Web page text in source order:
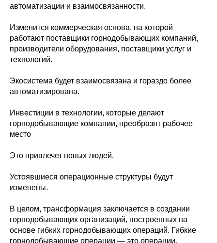
автоматизации и взаимосвязанности.
Изменится коммерческая основа, на которой
работают поставщики горнодобывающих компаний,
производители оборудования, поставщики услуг и
технологий.
Экосистема будет взаимосвязана и гораздо более
автоматизирована.
Инвестиции в технологии, которые делают
горнодобывающие компании, преобразят рабочее
место
Это привлечет новых людей.
Устоявшиеся операционные структуры будут
изменены.
В целом, трансформация заключается в создании
горнодобывающих организаций, построенных на
основе гибких горнодобывающих операций. Гибкие
горнодобывающие операции — это операции,